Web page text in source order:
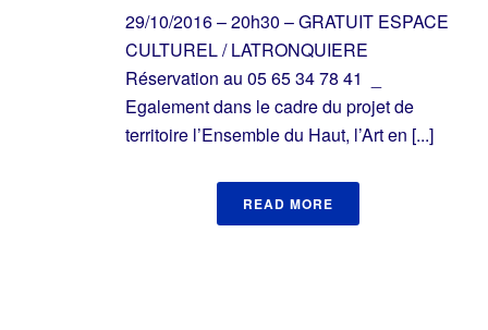
29/10/2016 – 20h30 – GRATUIT ESPACE
CULTUREL / LATRONQUIERE
Réservation au 05 65 34 78 41 _
Egalement dans le cadre du projet de
territoire l’Ensemble du Haut, l’Art en [...]
READ MORE